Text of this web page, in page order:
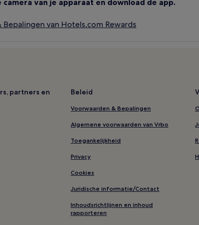
van Hotels.com Rewards
partners en
Beleid
Voorwaarden & Bepalingen
Algemene voorwaarden van Vrbo
Toegankelijkheid
Privacy
Cookies
Juridische informatie/Contact
Inhoudsrichtlijnen en inhoud
rapporteren